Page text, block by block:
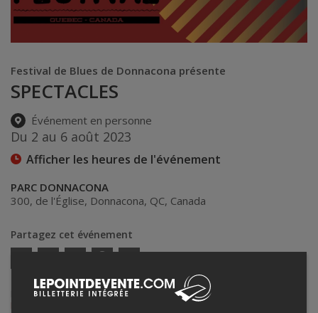
Festival de Blues de Donnacona présente
SPECTACLES
Événement en personne
Du 2 au 6 août 2023
Afficher les heures de l'événement
PARC DONNACONA
300, de l'Église, Donnacona, QC, Canada
Partagez cet événement
Twitter
par
courriel
Lepointdevente.com agit à titre de mandataire pour
dans le cadre de l’affichage en